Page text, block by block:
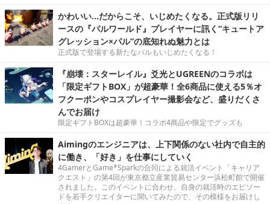
かわいい…だからこそ、いじめたくなる。正式版リリ
ースの『パルワールド』プレイヤーに訊く“キュートア
グレッション×パル”の底知れぬ魅力とは
正式版で登場する新たなパルもいじめたくなる！
『崩壊：スターレイル』爻光とUGREENのコラボは
「限定ギフトBOX」が超豪華！全6商品に使える5％オ
フクーポンやコスプレイヤー撮影会など、盛りだくさ
んでお届け
限定ギフトBOXは超豪華！コラボ4商品や限定でグッズも
Aimingのエンジニアは、上下関係のない社内で自主的
に働き、「好き」を仕事にしていく
4GamerとGame*Sparkの合同による就活イベント「キャリア
クエスト」の第4回が東京都立産業貿易センター浜松町館で開催
されました。このイベントに合わせ、自身の就活時のエピソー
ドを若手クリエイターに聞いてみたので、その模様をお届けし